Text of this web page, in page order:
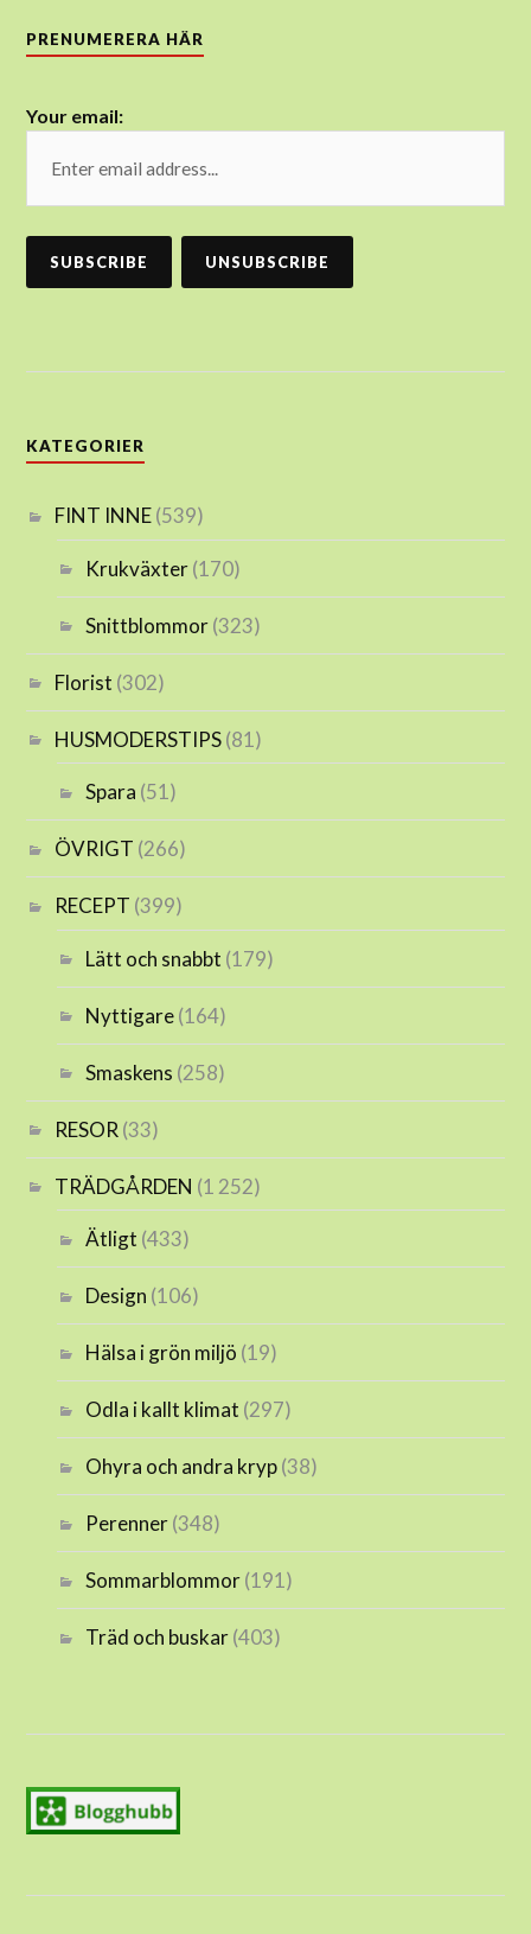
PRENUMERERA HÄR
Your email:
KATEGORIER
FINT INNE(539)
Krukväxter(170)
Snittblommor(323)
Florist (302)
HUSMODERSTIPS(81)
Spara (51)
ÖVRIGT (266)
RECEPT (399)
Lätt och snabbt (179)
Nyttigare(164)
Smaskens (258)
RESOR (33)
TRÄDGÅRDEN (1 252)
Ätligt (433)
Design (106)
Hälsa i grön miljö (19)
Odla i kallt klimat (297)
Ohyra och andra kryp(38)
Perenner(348)
Sommarblommor(191)
Träd och buskar(403)